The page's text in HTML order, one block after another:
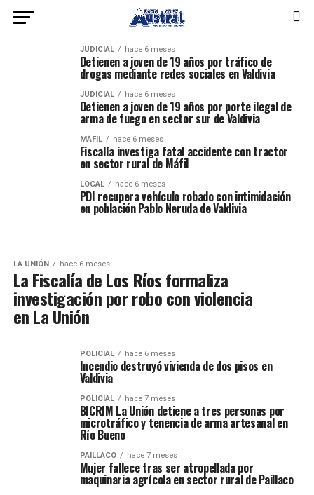
JUDICIAL hace 6 meses
Detienen a joven de 19 años por tráfico de
drogas mediante redes sociales en Valdivia
JUDICIAL hace 6 meses
Detienen a joven de 19 años por porte ilegal de
arma de fuego en sector sur de Valdivia
MÁFIL hace 6 meses
Fiscalía investiga fatal accidente con tractor
en sector rural de Máfil
LOCAL hace 6 meses
PDI recupera vehículo robado con intimidación
en población Pablo Neruda de Valdivia
LA UNIÓN hace 6 meses
La Fiscalía de Los Ríos formaliza
investigación por robo con violencia
en La Unión
POLICIAL hace 6 meses
Incendio destruyó vivienda de dos pisos en
Valdivia
POLICIAL hace 7 meses
BICRIM La Unión detiene a tres personas por
microtráfico y tenencia de arma artesanal en
Río Bueno
PAILLACO hace 7 meses
Mujer fallece tras ser atropellada por
maquinaria agrícola en sector rural de Paillaco